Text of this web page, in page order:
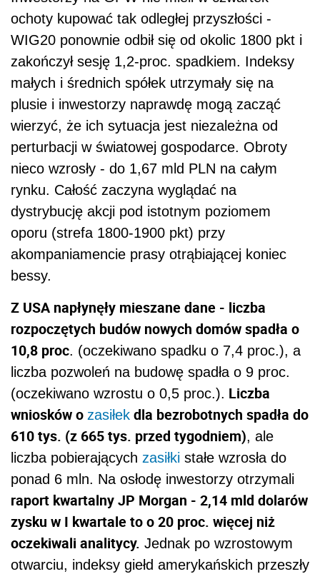
ochoty kupować tak odległej przyszłości -
WIG20 ponownie odbił się od okolic 1800 pkt i
zakończył sesję 1,2-proc. spadkiem. Indeksy
małych i średnich spółek utrzymały się na
plusie i inwestorzy naprawdę mogą zacząć
wierzyć, że ich sytuacja jest niezależna od
perturbacji w światowej gospodarce. Obroty
nieco wzrosły - do 1,67 mld PLN na całym
rynku. Całość zaczyna wyglądać na
dystrybucję akcji pod istotnym poziomem
oporu (strefa 1800-1900 pkt) przy
akompaniamencie prasy otrąbiającej koniec
bessy.
Z USA napłynęły mieszane dane - liczba
rozpoczętych budów nowych domów spadła o
10,8 proc. (oczekiwano spadku o 7,4 proc.), a
liczba pozwoleń na budowę spadła o 9 proc.
(oczekiwano wzrostu o 0,5 proc.). Liczba
wniosków o zasiłek dla bezrobotnych spadła do
610 tys. (z 665 tys. przed tygodniem), ale
liczba pobierających zasiłki stałe wzrosła do
ponad 6 mln. Na osłodę inwestorzy otrzymali
raport kwartalny JP Morgan - 2,14 mld dolarów
zysku w I kwartale to o 20 proc. więcej niż
oczekiwali analitycy. Jednak po wzrostowym
otwarciu, indeksy giełd amerykańskich przeszły